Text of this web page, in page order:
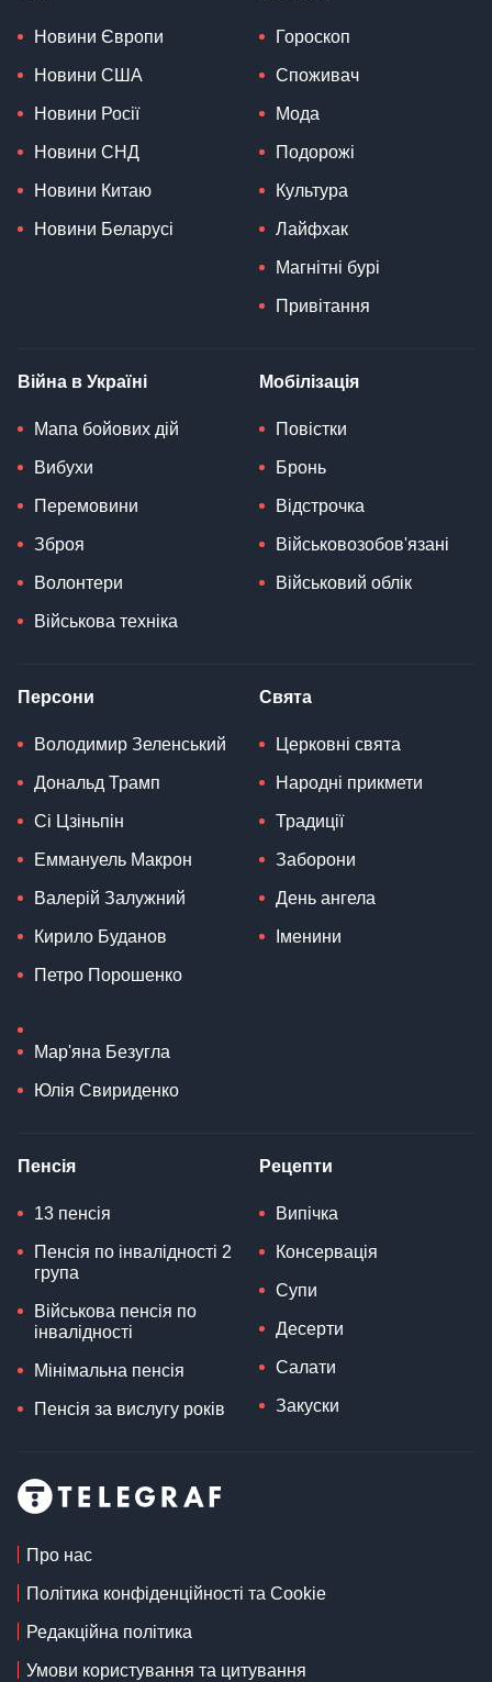
Новини Європи
Новини США
Новини Росії
Новини СНД
Новини Китаю
Новини Беларусі
Гороскоп
Споживач
Мода
Подорожі
Культура
Лайфхак
Магнітні бурі
Привітання
Війна в Україні
Мапа бойових дій
Вибухи
Перемовини
Зброя
Волонтери
Військова техніка
Мобілізація
Повістки
Бронь
Відстрочка
Військовозобов'язані
Військовий облік
Персони
Володимир Зеленський
Дональд Трамп
Сі Цзіньпін
Еммануель Макрон
Валерій Залужний
Кирило Буданов
Петро Порошенко
Мар'яна Безугла
Юлія Свириденко
Свята
Церковні свята
Народні прикмети
Традиції
Заборони
День ангела
Іменини
Пенсія
13 пенсія
Пенсія по інвалідності 2
група
Військова пенсія по
інвалідності
Мінімальна пенсія
Пенсія за вислугу років
Рецепти
Випічка
Консервація
Супи
Десерти
Салати
Закуски
Про нас
Політика конфіденційності та Cookie
Редакційна політика
Умови користування та цитування